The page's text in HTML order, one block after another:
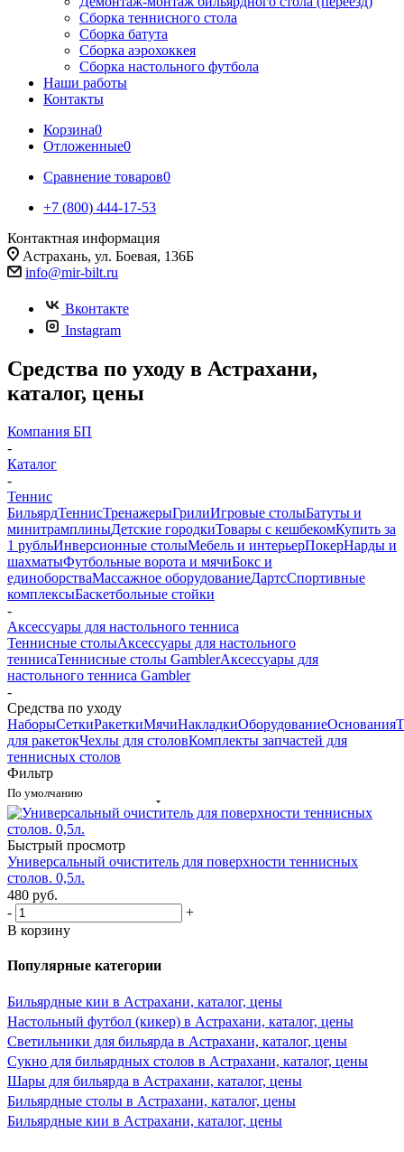
Сборка теннисного стола
Сборка батута
Сборка аэрохоккея
Сборка настольного футбола
Наши работы
Контакты
Корзина0
Отложенные0
Сравнение товаров0
+7 (800) 444-17-53
Контактная информация
Астрахань, ул. Боевая, 136Б
info@mir-bilt.ru
Вконтакте
Instagram
Средства по уходу в Астрахани,
каталог, цены
Компания БП
-
Каталог
-
Теннис
БильярдТеннисТренажерыГрилиИгровые столыБатуты и
минитрамплиныДетские городкиТовары с кешбекомКупить за
1 рубльИнверсионные столыМебель и интерьерПокерНарды и
шахматыФутбольные ворота и мячиБокс и
единоборстваМассажное оборудованиеДартсСпортивные
комплексыБаскетбольные стойки
-
Аксессуары для настольного тенниса
Теннисные столыАксессуары для настольного
теннисаТеннисные столы GamblerАксессуары для
настольного тенниса Gambler
-
Средства по уходу
НаборыСеткиРакеткиМячиНакладкиОборудованиеОснования
для ракетокЧехлы для столовКомплекты запчастей для
теннисных столов
Фильтр
По умолчанию
Быстрый просмотр
Универсальный очиститель для поверхности теннисных
столов. 0,5л.
480 руб.
-
+
В корзину
Популярные категории
Бильярдные кии в Астрахани, каталог, цены
Настольный футбол (кикер) в Астрахани, каталог, цены
Светильники для бильярда в Астрахани, каталог, цены
Сукно для бильярдных столов в Астрахани, каталог, цены
Шары для бильярда в Астрахани, каталог, цены
Бильярдные столы в Астрахани, каталог, цены
Бильярдные кии в Астрахани, каталог, цены